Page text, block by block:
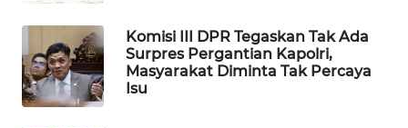
Komisi III DPR Tegaskan Tak Ada
Surpres Pergantian Kapolri,
Masyarakat Diminta Tak Percaya
Isu
WAHANA
OTOMOTIF
WAHANA
HEALTH